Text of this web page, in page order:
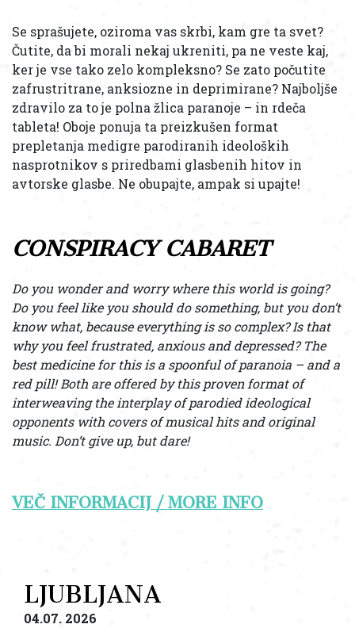
Se sprašujete, oziroma vas skrbi, kam gre ta svet?
Čutite, da bi morali nekaj ukreniti, pa ne veste kaj,
ker je vse tako zelo kompleksno? Se zato počutite
zafrustritrane, anksiozne in deprimirane? Najboljše
zdravilo za to je polna žlica paranoje – in rdeča
tableta! Oboje ponuja ta preizkušen format
prepletanja medigre parodiranih ideoloških
nasprotnikov s priredbami glasbenih hitov in
avtorske glasbe. Ne obupajte, ampak si upajte!
CONSPIRACY CABARET
Do you wonder and worry where this world is going?
Do you feel like you should do something, but you don’t
know what, because everything is so complex? Is that
why you feel frustrated, anxious and depressed? The
best medicine for this is a spoonful of paranoia – and a
red pill! Both are offered by this proven format of
interweaving the interplay of parodied ideological
opponents with covers of musical hits and original
music. Don’t give up, but dare!
VEČ INFORMACIJ / MORE INFO
LJUBLJANA
04.07. 2026